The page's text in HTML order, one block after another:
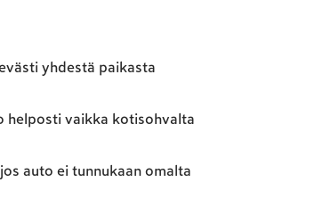
yhdestä paikasta
helposti vaikka kotisohvalta
auto ei tunnukaan omalta